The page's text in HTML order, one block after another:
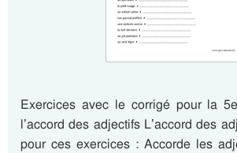
Exercices avec le corrigé pour la
l’accord des adjectifs L’accord des
pour ces exercices : Accorde les